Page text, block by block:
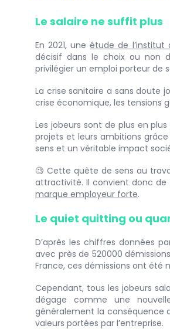
Le salaire ne suffit plus
En 2021, uneétude de l’institut
décisif dans le choix ou non
privilégier un emploi porteur de
La crise sanitaire a sans doute
crise économique, les tensions
Les jobeurs sont de plus en
projets et leurs ambitions
sens et un véritable impact
🧐 Cette quête de sens au
attractivité. Il convient donc de
marque employeur forte.
Le quiet quitting ou
D’après les chiffres données
avec près de 520000
France, ces démissions ont été
Cependant, tous les jobeurs
dégage comme une
généralement la conséquence
valeurs portées par l’entreprise.